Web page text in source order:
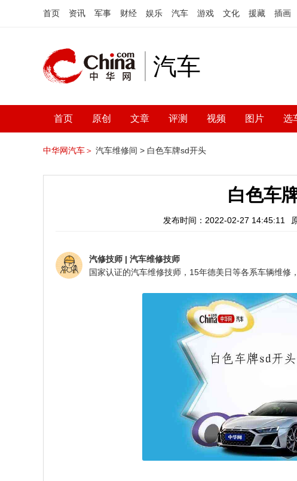
首页 资讯 军事 财经 娱乐 汽车 游戏 文化 援藏 插画
汽车
首页 原创 文章 评测 视频 图片 选
中华网汽车＞ 汽车维修间 > 白色车牌sd开头
白色车
发布时间：2022-02-27 14:45:11
汽修技师 | 汽车维修技师